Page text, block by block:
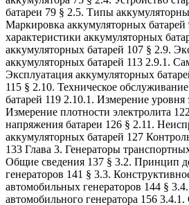
батареи 79 § 2.5. Типы
Маркировка аккумуляторных
характеристики аккумуляторных
аккумуляторных батарей 107 § 2.9.
аккумуляторных батарей 113 2.9.1.
Эксплуатация аккумуляторных
115 § 2.10. Техническое
батарей 119 2.10.1. Измерение уровня
Измерение плотности электролита
напряжения батареи 126 § 2.11.
аккумуляторных батарей 127
133 Глава 3. Генераторы
Общие сведения 137 § 3.2. Принцип
генераторов 141 § 3.3.
автомобильных генераторов 144 §
автомобильного генератора 156 3.4.1.